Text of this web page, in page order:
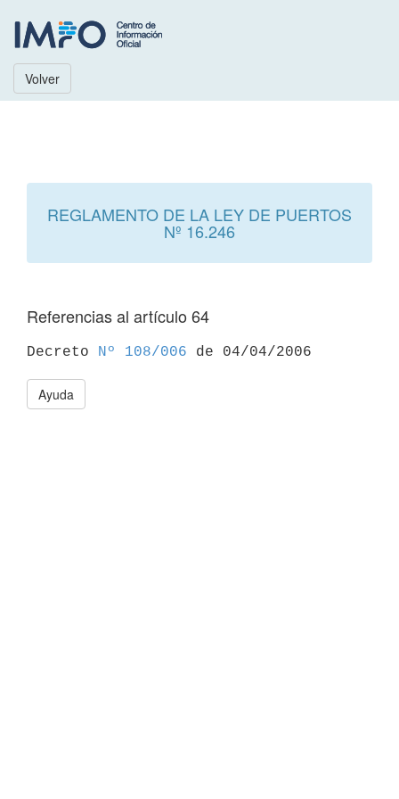
Volver
REGLAMENTO DE LA LEY DE PUERTOS
Nº 16.246
Referencias al artículo 64
Decreto Nº 108/006
Ayuda